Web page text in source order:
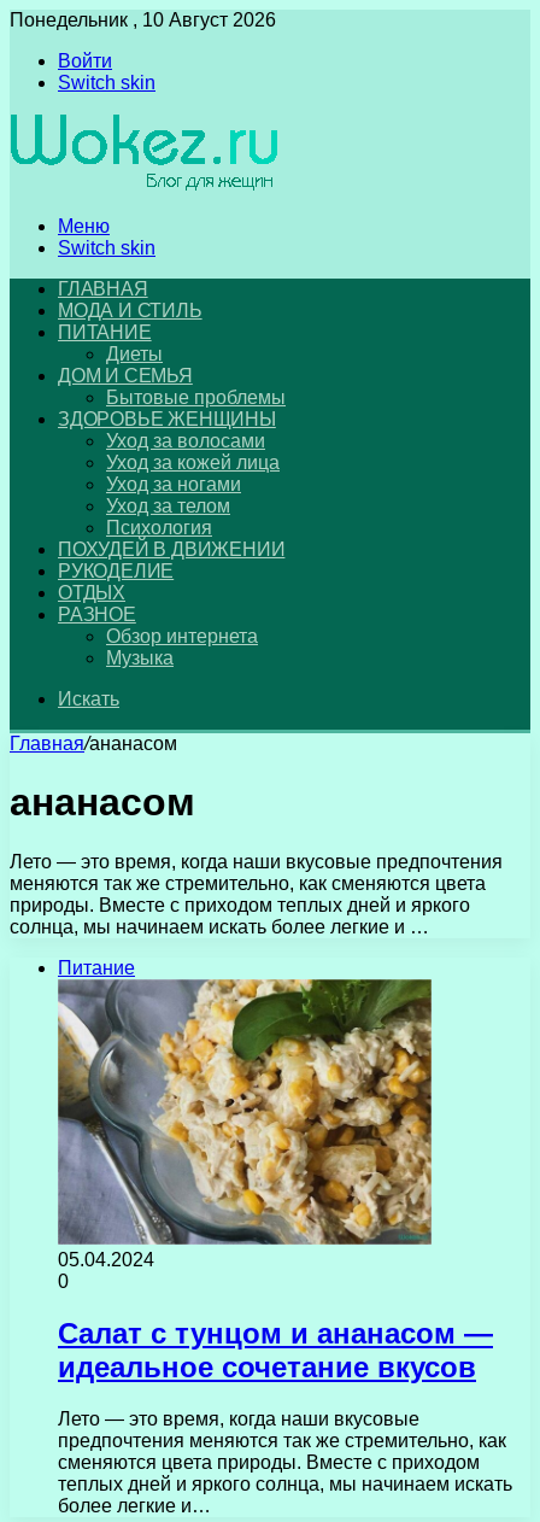
Понедельник , 10 Август 2026
Войти
Switch skin
Меню
Switch skin
ГЛАВНАЯ
МОДА И СТИЛЬ
ПИТАНИЕ
Диеты
ДОМ И СЕМЬЯ
Бытовые проблемы
ЗДОРОВЬЕ ЖЕНЩИНЫ
Уход за волосами
Уход за кожей лица
Уход за ногами
Уход за телом
Психология
ПОХУДЕЙ В ДВИЖЕНИИ
РУКОДЕЛИЕ
ОТДЫХ
РАЗНОЕ
Обзор интернета
Музыка
Искать
Главная/ананасом
ананасом
Лето — это время, когда наши вкусовые предпочтения
меняются так же стремительно, как сменяются цвета
природы. Вместе с приходом теплых дней и яркого
солнца, мы начинаем искать более легкие и …
Питание
05.04.2024
0
Салат с тунцом и ананасом —
идеальное сочетание вкусов
Лето — это время, когда наши вкусовые
предпочтения меняются так же стремительно, как
сменяются цвета природы. Вместе с приходом
теплых дней и яркого солнца, мы начинаем искать
более легкие и…